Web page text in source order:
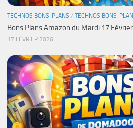
TECHNOS BONS-PLANS / TECHNOS BONS-
Bons Plans Amazon du Mardi 17
17 FÉVRIER 2026